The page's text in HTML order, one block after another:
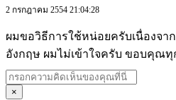
2 กรกฎาคม 2554 21:04:28
ผมขอวิธีการใช้หน่อยครับเนื่องจา
อังกฤษ ผมไม่เข้าใจครับ ขอบคุณ
×